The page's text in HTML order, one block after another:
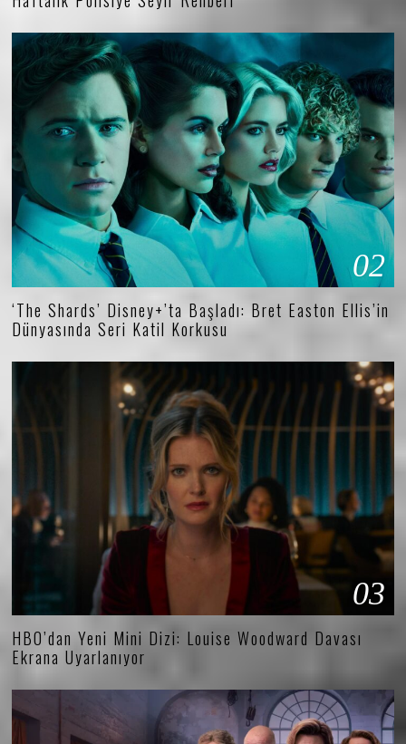
02
‘The Shards’ Disney+’ta Başladı: Bret Easton Ellis’in
Dünyasında Seri Katil Korkusu
03
HBO’dan Yeni Mini Dizi: Louise Woodward Davası
Ekrana Uyarlanıyor